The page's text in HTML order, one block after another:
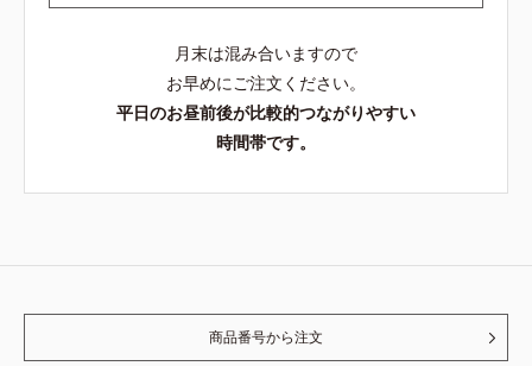
月末は混み合いますので
お早めにご注文ください。
平日のお昼前後が比較的つながりやすい
時間帯です。
商品番号から注文